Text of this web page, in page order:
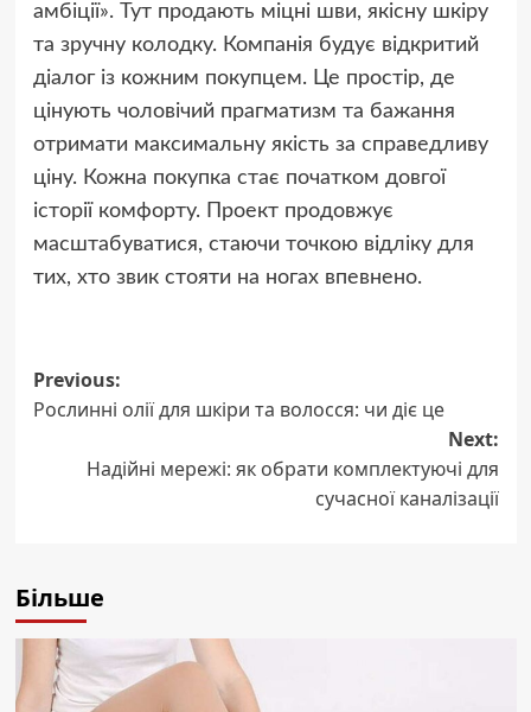
амбіції». Тут продають міцні шви, якісну шкіру
та зручну колодку. Компанія будує відкритий
діалог із кожним покупцем. Це простір, де
цінують чоловічий прагматизм та бажання
отримати максимальну якість за справедливу
ціну. Кожна покупка стає початком довгої
історії комфорту. Проект продовжує
масштабуватися, стаючи точкою відліку для
тих, хто звик стояти на ногах впевнено.
Post
navigation
Previous:
Рослинні олії для шкіри та волосся: чи діє це
Next:
Надійні мережі: як обрати комплектуючі для
сучасної каналізації
Більше